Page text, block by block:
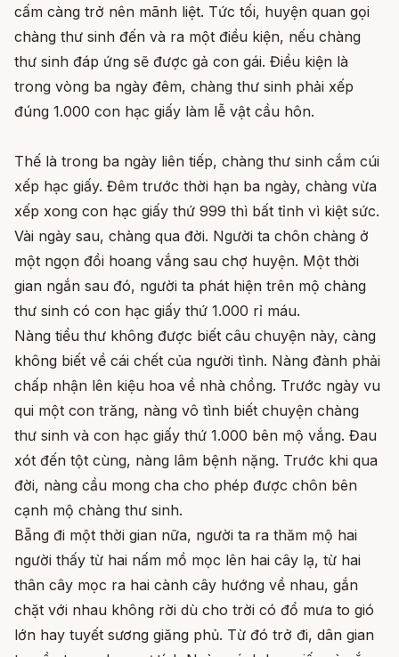
cấm càng trở nên mãnh liệt. Tức tối, huyện quan gọi
chàng thư sinh đến và ra một điều kiện, nếu chàng
thư sinh đáp ứng sẽ được gả con gái. Điều kiện là
trong vòng ba ngày đêm, chàng thư sinh phải xếp
đúng 1.000 con hạc giấy làm lễ vật cầu hôn.
Thế là trong ba ngày liên tiếp, chàng thư sinh cắm cúi
xếp hạc giấy. Đêm trước thời hạn ba ngày, chàng vừa
xếp xong con hạc giấy thứ 999 thì bất tỉnh vì kiệt sức.
Vài ngày sau, chàng qua đời. Người ta chôn chàng ở
một ngọn đồi hoang vắng sau chợ huyện. Một thời
gian ngắn sau đó, người ta phát hiện trên mộ chàng
thư sinh có con hạc giấy thứ 1.000 rỉ máu.
Nàng tiểu thư không được biết câu chuyện này, càng
không biết về cái chết của người tình. Nàng đành phải
chấp nhận lên kiệu hoa về nhà chồng. Trước ngày vu
qui một con trăng, nàng vô tình biết chuyện chàng
thư sinh và con hạc giấy thứ 1.000 bên mộ vắng. Đau
xót đến tột cùng, nàng lâm bệnh nặng. Trước khi qua
đời, nàng cầu mong cha cho phép được chôn bên
cạnh mộ chàng thư sinh.
Bẵng đi một thời gian nữa, người ta ra thăm mộ hai
người thấy từ hai nấm mồ mọc lên hai cây lạ, từ hai
thân cây mọc ra hai cành cây hướng về nhau, gắn
chặt với nhau không rời dù cho trời có đổ mưa to gió
lớn hay tuyết sương giăng phủ. Từ đó trở đi, dân gian